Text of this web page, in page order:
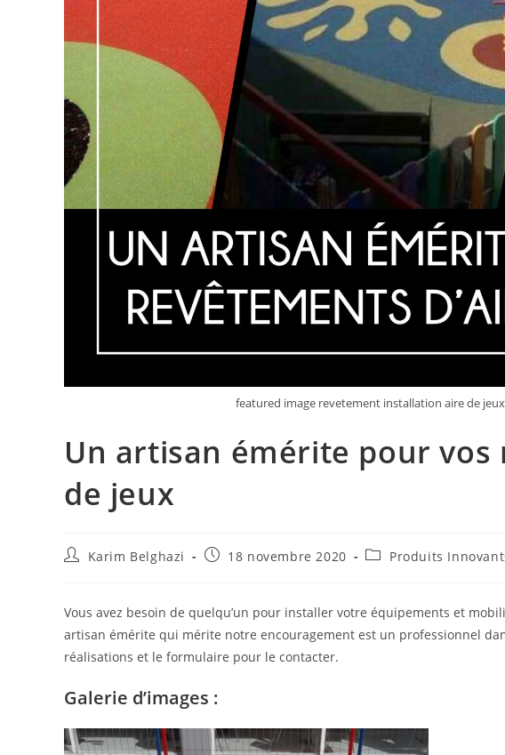
featured image revetement installation aire de
Un artisan émérite pour vos
de jeux
Karim Belghazi 18 novembre 2020 Produits
Vous avez besoin de quelqu’un pour installer votre équipements et
artisan émérite qui mérite notre encouragement est un professionnel
réalisations et le formulaire pour le contacter.
Galerie d’images :